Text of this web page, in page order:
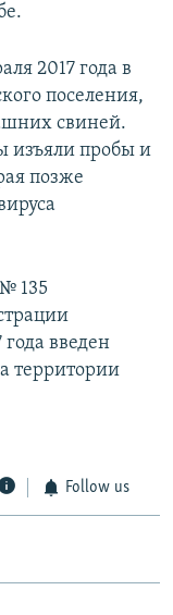
2017 года в
поселения,
свиней.
изъяли пробы и
позже
135
года введен
территории
Follow us